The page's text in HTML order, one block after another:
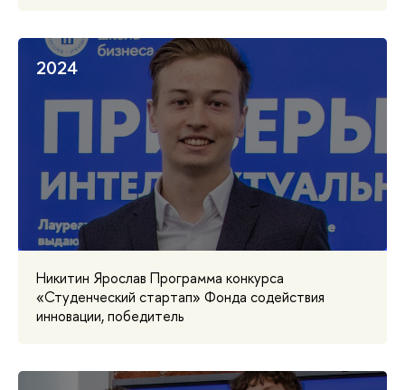
2024
Никитин Ярослав Программа конкурса
«Студенческий стартап» Фонда содействия
инновации, победитель